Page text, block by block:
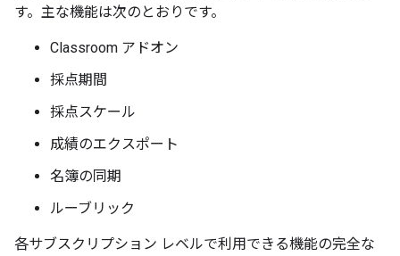
す。主な機能は次のとおりです。
Classroom アドオン
採点期間
採点スケール
成績のエクスポート
名簿の同期
ルーブリック
各サブスクリプション レベルで利用できる機能の完全な